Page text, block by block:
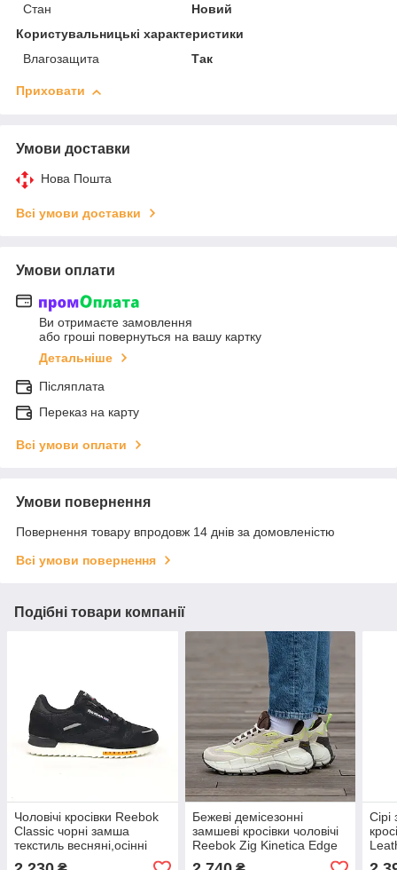
Стан
Новий
Користувальницькі характеристики
Влагозащита
Так
Приховати
Умови доставки
Нова Пошта
Всі умови доставки
Умови оплати
Ви отримаєте замовлення
або гроші повернуться на вашу картку
Детальніше
Післяплата
Переказ на карту
Всі умови оплати
Умови повернення
Повернення товару впродовж 14 днів за домовленістю
Всі умови повернення
Подібні товари компанії
Чоловічі кросівки Reebok
Classic чорні замша
текстиль весняні,осінні
повсякденні
Бежеві демісезонні
замшеві кросівки чоловічі
Reebok Zig Kinetica Edge
Водонепроникні Рибок Зиг
Сірі